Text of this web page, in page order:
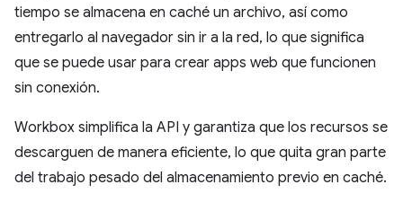
tiempo se almacena en caché un archivo, así como
entregarlo al navegador sin ir a la red, lo que significa
que se puede usar para crear apps web que funcionen
sin conexión.
Workbox simplifica la API y garantiza que los recursos se
descarguen de manera eficiente, lo que quita gran parte
del trabajo pesado del almacenamiento previo en caché.